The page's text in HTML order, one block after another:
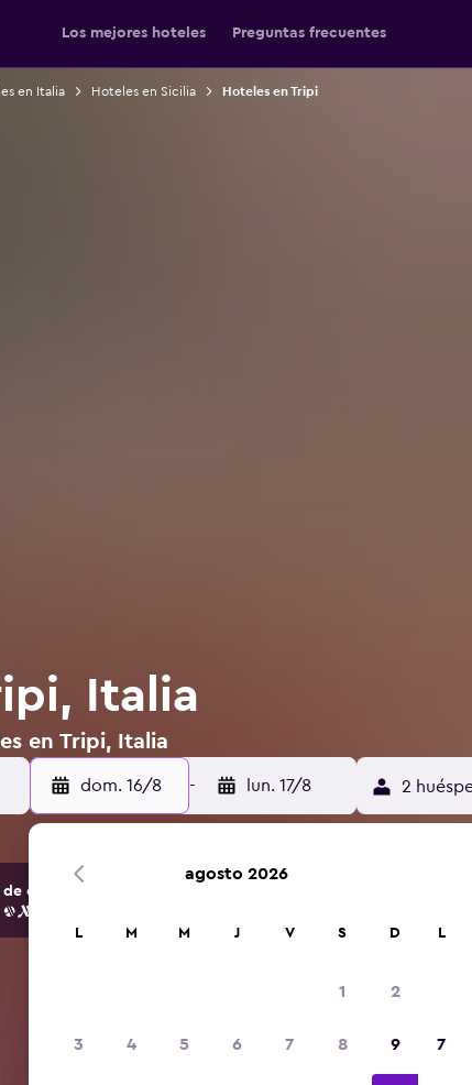
Los mejores hoteles Preguntas frecuentes
en Italia Hoteles en Sicilia Hoteles en Tripi
Italia
en Tripi, Italia
dom. 16/8 - lun. 17/8 2
opciones de hoteles y alojamientos.
agosto 2026
L M M J V S D
1 2
3 4 5 6 7 8 9
L
7